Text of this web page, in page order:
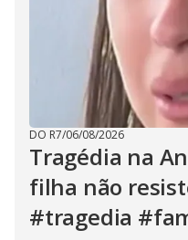
DO R7/06/08/2026
Tragédia na
filha não
#tragedia